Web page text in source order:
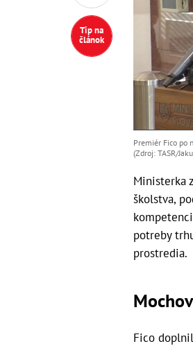
Tip na
článok
Premiér Fico po
(Zdroj: TASR/
Ministerka
školstva,
potreby
prostredia.
Fico